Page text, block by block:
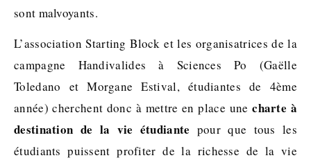
sont malvoyants.
L’association Starting Block et les organisatrices de la
campagne Handivalides à Sciences Po (Gaëlle
Toledano et Morgane Estival, étudiantes de 4ème
année) cherchent donc à mettre en place unecharte à
destination de la vie étudiante pour que tous les
étudiants puissent profiter de la richesse de la vie